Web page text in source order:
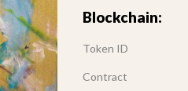
Blockchain:
Token ID
Contract